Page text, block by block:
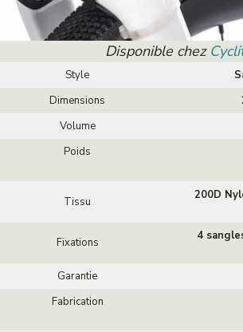
Disponible chez
Style
Dimensions
Volume
Poids
Tissu
200D
Fixations
4
Garantie
Fabrication